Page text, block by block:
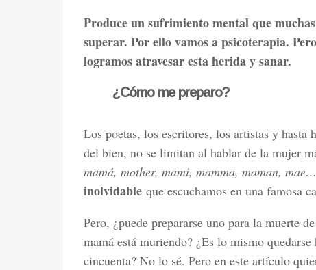
Produce un sufrimiento mental que
superar. Por ello vamos a psicoterapia.
logramos atravesar esta herida y sanar.
¿Cómo me preparo?
Los poetas, los escritores, los artistas y
del bien, no se limitan al hablar de la mujer
mamá, mother, mami, mamma, maman,
inolvidable que escuchamos en una famosa
Pero, ¿puede prepararse uno para la muerte
mamá está muriendo? ¿Es lo mismo
cincuenta? No lo sé. Pero en este artículo